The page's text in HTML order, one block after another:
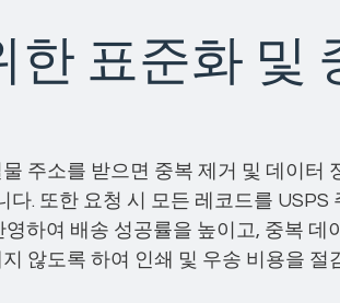
표준화 및
주소를 받으면 중복 제거 및 데이터
. 또한 요청 시 모든 레코드를 USPS
하여 배송 성공률을 높이고, 중복 데
않도록 하여 인쇄 및 우송 비용을 절